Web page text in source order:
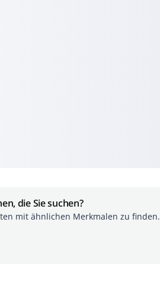
die Sie suchen?
mit ähnlichen Merkmalen zu finden.